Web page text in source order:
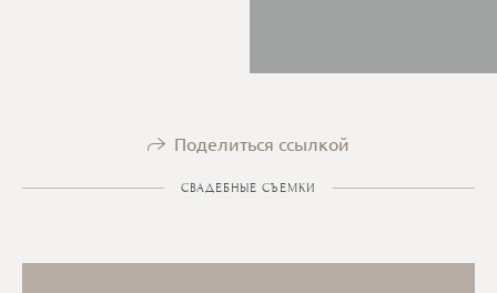
Поделиться ссылкой
СВАДЕБНЫЕ СЪЕМКИ